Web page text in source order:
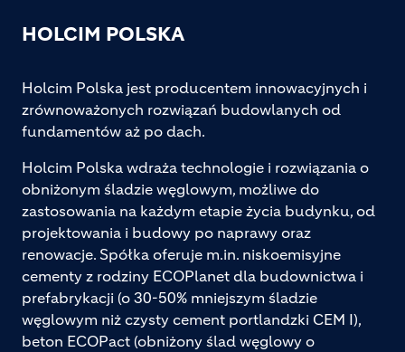
HOLCIM POLSKA
Holcim Polska jest producentem innowacyjnych i
zrównoważonych rozwiązań budowlanych od
fundamentów aż po dach.
Holcim Polska wdraża technologie i rozwiązania o
obniżonym śladzie węglowym, możliwe do
zastosowania na każdym etapie życia budynku, od
projektowania i budowy po naprawy oraz
renowacje. Spółka oferuje m.in. niskoemisyjne
cementy z rodziny ECOPlanet dla budownictwa i
prefabrykacji (o 30-50% mniejszym śladzie
węglowym niż czysty cement portlandzki CEM I),
beton ECOPact (obniżony ślad węglowy o